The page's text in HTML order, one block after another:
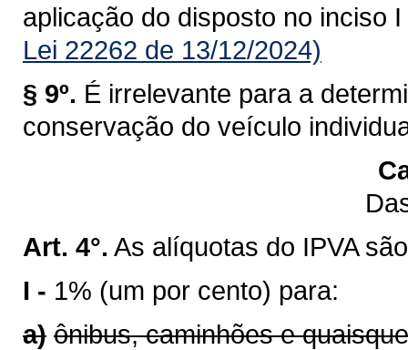
aplicação do disposto no inciso
Lei 22262 de 13/12/2024)
§ 9º. É irrelevante para a
conservação do veículo
Art. 4°. As alíquotas do IPVA
I - 1% (um por cento) para:
a) ônibus, caminhões e